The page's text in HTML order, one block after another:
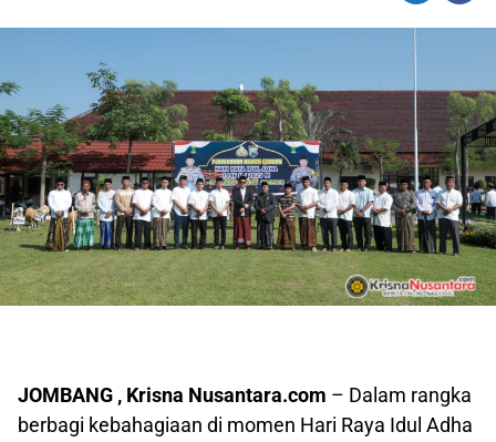
JOMBANG , Krisna Nusantara.com – Dalam rangka
berbagi kebahagiaan di momen Hari Raya Idul Adha